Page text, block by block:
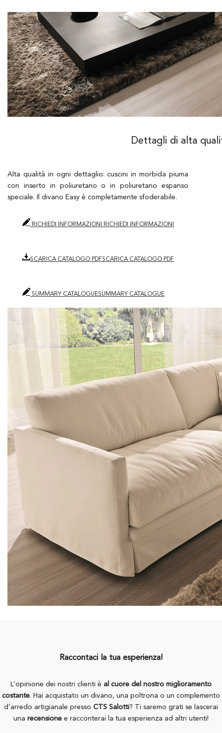
Dettagli di alta
Alta qualità in ogni dettaglio: cuscini in morbida piuma
con inserto in poliuretano o in poliuretano espanso
speciale. Il divano Easy è completamente sfoderabile.
RICHIEDI INFORMAZIONI RICHIEDI INFORMAZIONI
SCARICA CATALOGO PDFSCARICA CATALOGO PDF
SUMMARY CATALOGUESUMMARY CATALOGUE
Raccontaci la tua esperienza!
L’opinione dei nostri clienti è al cuore del nostro miglioramento
costante. Hai acquistato un divano, una poltrona o un complemento
d’arredo artigianale presso CTS Salotti? Ti saremo grati se lascerai
una recensione e racconterai la tua esperienza ad altri utenti!